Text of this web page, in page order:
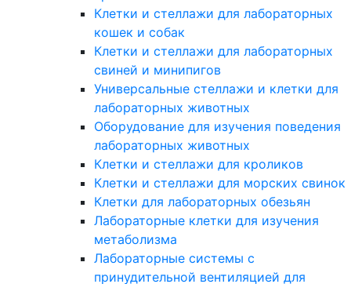
Клетки и стеллажи для лабораторных
кошек и собак
Клетки и стеллажи для лабораторных
свиней и минипигов
Универсальные стеллажи и клетки для
лабораторных животных
Оборудование для изучения поведения
лабораторных животных
Клетки и стеллажи для кроликов
Клетки и стеллажи для морских свинок
Клетки для лабораторных обезьян
Лабораторные клетки для изучения
метаболизма
Лабораторные системы с
принудительной вентиляцией для